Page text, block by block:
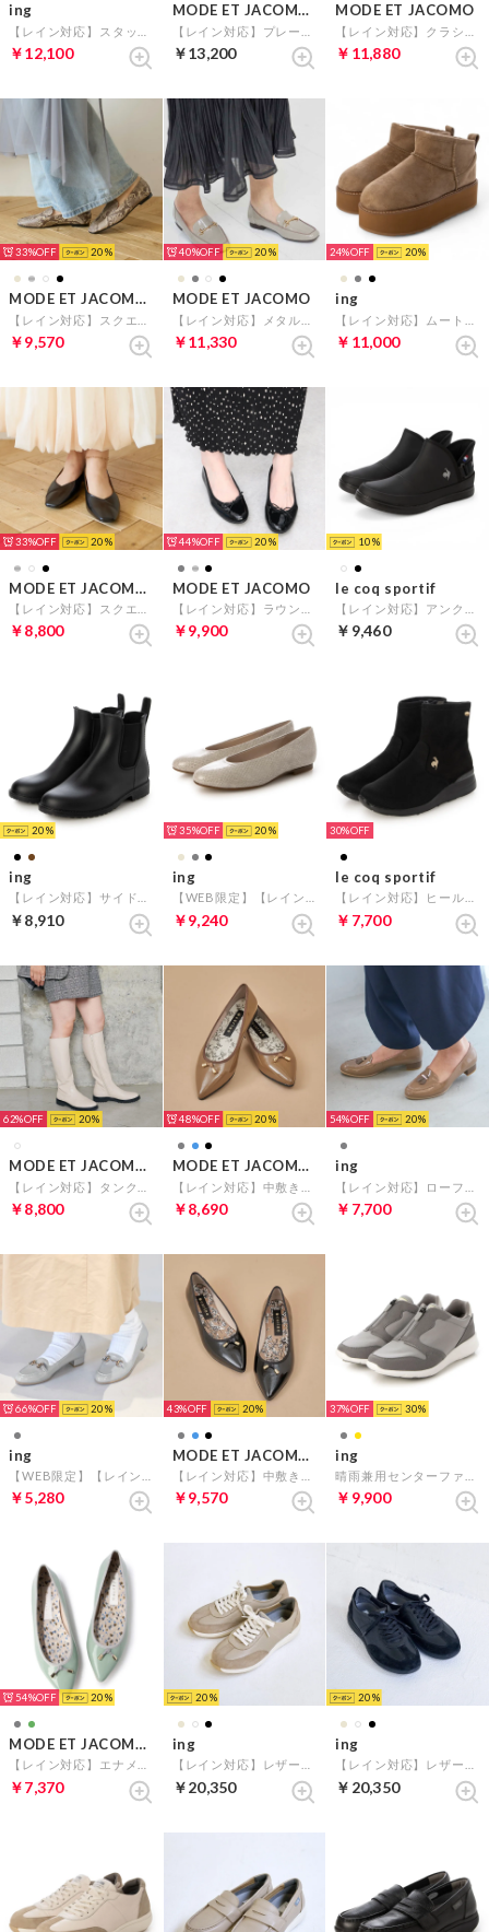
ing
￥12,100
MODE ET JACOMO carino
￥13,200
MODE ET JACOMO
￥11,880
33% 20
MODE ET JACOMO carino
￥9,570
40% 20
MODE ET JACOMO
￥11,330
24% 20
ing
￥11,000
33% 20
MODE ET JACOMO carino
￥8,800
44% 20
MODE ET JACOMO
￥9,900
10
le coq sportif
￥9,460
20
ing
￥8,910
35% 20
ing
￥9,240
30%
le coq sportif
￥7,700
62% 20
MODE ET JACOMO carino
￥8,800
48% 20
MODE ET JACOMO carino
￥8,690
54% 20
ing
￥7,700
66% 20
ing
￥5,280
43% 20
MODE ET JACOMO carino
￥9,570
37% 30
ing
￥9,900
54% 20
MODE ET JACOMO carino
￥7,370
20
ing
￥20,350
20
ing
￥20,350